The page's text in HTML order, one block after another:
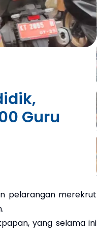
Guru
pelarangan merekrut
yang selama ini